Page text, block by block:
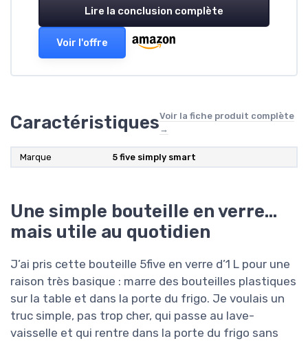
Lire la conclusion complète
Voir l'offre
CaractéristiquesVoir la fiche produit complète
→
Marque 5 five simply smart
Une simple bouteille en verre…
mais utile au quotidien
J’ai pris cette bouteille 5five en verre d’1 L pour une
raison très basique : marre des bouteilles plastiques
sur la table et dans la porte du frigo. Je voulais un
truc simple, pas trop cher, qui passe au lave-
vaisselle et qui rentre dans la porte du frigo sans